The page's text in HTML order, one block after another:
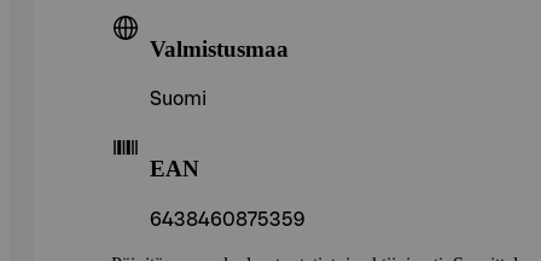
Valmistusmaa
Suomi
EAN
6438460875359